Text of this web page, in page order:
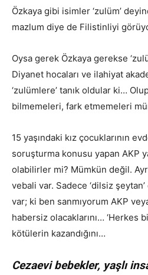
Özkaya gibi isimler ‘zulüm’
mazlum diye de Filistinliyi
Oysa gerek Özkaya gerekse
Diyanet hocaları ve ilahiyat
‘zulümlere’ tanık oldular ki…
bilmemeleri, fark etmemeleri
15 yaşındaki kız çocuklarının
soruşturma konusu yapan AKP
olabilirler mi? Mümkün değil.
vebali var. Sadece ‘dilsiz şeytan’
var; ki ben sanmıyorum AKP
habersiz olacaklarını… ‘Herkes
kötülerin kazandığını…
Cezaevi bebekler, yaşlı